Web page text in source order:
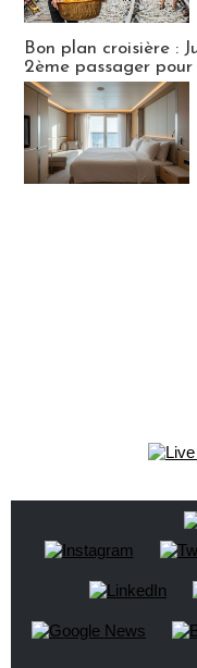
Bon plan croisière :
2ème passager